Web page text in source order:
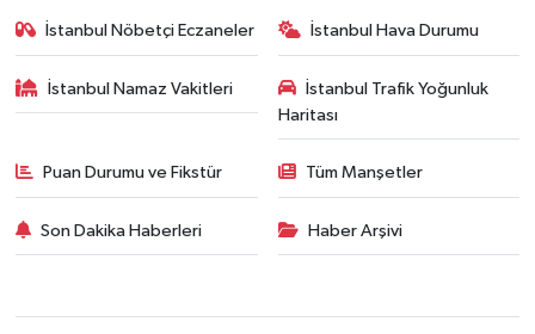
İstanbul Nöbetçi Eczaneler İstanbul Hava Durumu
İstanbul Namaz Vakitleri
İstanbul Trafik Yoğunluk
Haritası
Puan Durumu ve Fikstür Tüm Manşetler
Son Dakika Haberleri Haber Arşivi